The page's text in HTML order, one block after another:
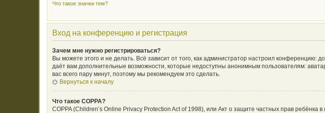
Что такое значки тем?
Вход на конференцию и регистрация
Зачем мне нужно регистрироваться?
Вы можете этого и не делать. Всё зависит от того, как администратор настроил
даёт вам дополнительные возможности, которые недоступны анонимным пользователям:
вас всего пару минут, поэтому мы рекомендуем это сделать.
Вернуться к началу
Что такое COPPA?
COPPA (Children’s Online Privacy Protection Act of 1998), или Акт о защите частных прав